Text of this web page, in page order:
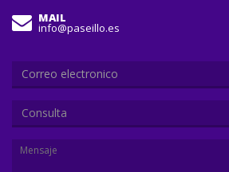
MAIL
info@paseillo.es
Consulta